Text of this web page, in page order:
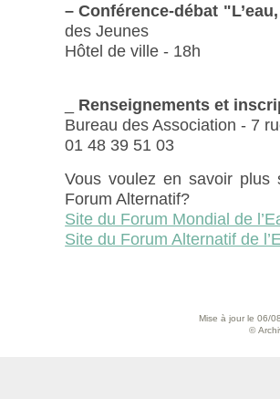
– Conférence-débat
des Jeunes
Hôtel de ville - 18h
Renseignements et
Bureau des Association - 7
01 48 39 51 03
Vous voulez en savoir plus
Forum Alternatif?
Site du Forum Mondial de
Site du Forum Alternatif de
Mise à jour le 06/
©